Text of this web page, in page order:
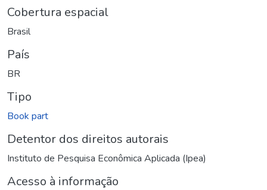
Cobertura espacial
Brasil
País
BR
Tipo
Book part
Detentor dos direitos autorais
Instituto de Pesquisa Econômica Aplicada (Ipea)
Acesso à informação